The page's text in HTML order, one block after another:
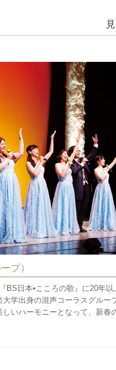
プ）
BS日本•こころの歌』に20年以
学出身の混声コーラスグルー
いハーモニーとなって、新春